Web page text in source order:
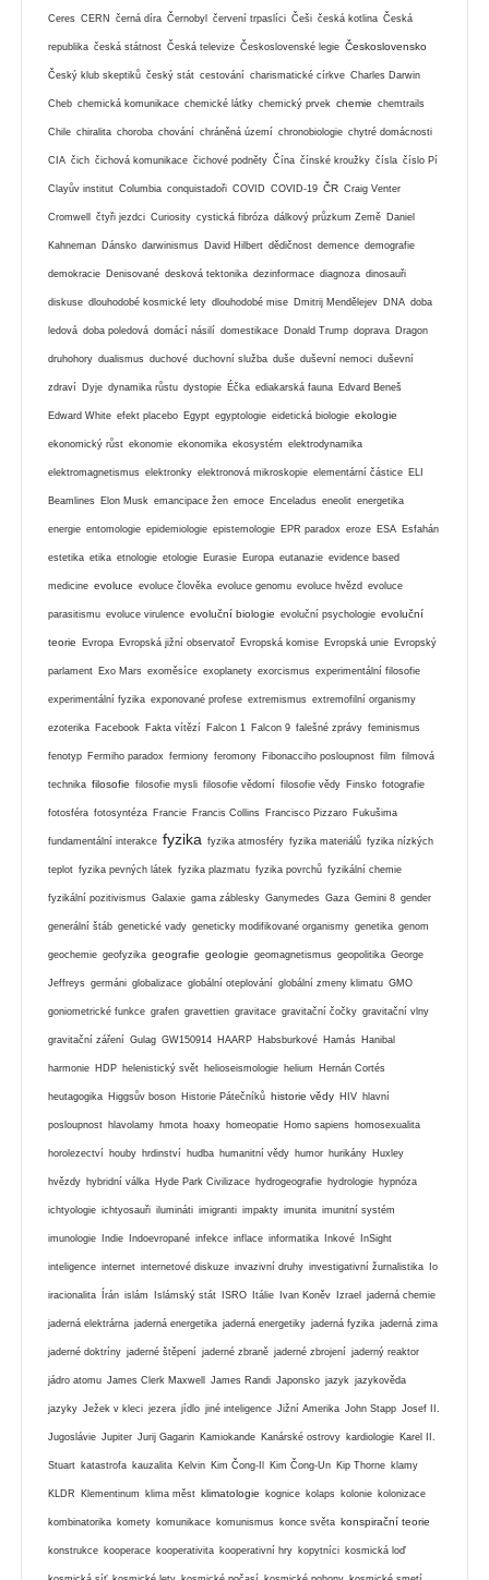
Ceres CERN černá díra Černobyl červení trpaslíci Češi česká kotlina Česká
republika česká státnost Česká televize Československé legie Československo
Český klub skeptiků český stát cestování charismatické církve Charles Darwin
Cheb chemická komunikace chemické látky chemický prvek chemie chemtrails
Chile chiralita choroba chování chráněná území chronobiologie chytré domácnosti
CIA čich čichová komunikace čichové podněty Čína čínské kroužky čísla číslo Pí
Clayův institut Columbia conquistadoři COVID COVID-19 ČR Craig Venter
Cromwell čtyři jezdci Curiosity cystická fibróza dálkový průzkum Země Daniel
Kahneman Dánsko darwinismus David Hilbert dědičnost demence demografie
demokracie Denisované desková tektonika dezinformace diagnoza dinosauři
diskuse dlouhodobé kosmické lety dlouhodobé mise Dmitrij Mendělejev DNA doba
ledová doba poledová domácí násilí domestikace Donald Trump doprava Dragon
druhohory dualismus duchové duchovní služba duše duševní nemoci duševní
zdraví Dyje dynamika růstu dystopie Éčka ediakarská fauna Edvard Beneš
Edward White efekt placebo Egypt egyptologie eidetická biologie ekologie
ekonomický růst ekonomie ekonomika ekosystém elektrodynamika
elektromagnetismus elektronky elektronová mikroskopie elementární částice ELI
Beamlines Elon Musk emancipace žen emoce Enceladus eneolit energetika
energie entomologie epidemiologie epistemologie EPR paradox eroze ESA Esfahán
estetika etika etnologie etologie Eurasie Europa eutanazie evidence based
medicine evoluce evoluce člověka evoluce genomu evoluce hvězd evoluce
parasitismu evoluce virulence evoluční biologie evoluční psychologie evoluční
teorie Evropa Evropská jižní observatoř Evropská komise Evropská unie Evropský
parlament Exo Mars exoměsíce exoplanety exorcismus experimentální filosofie
experimentální fyzika exponované profese extremismus extremofilní organismy
ezoterika Facebook Fakta vítězí Falcon 1 Falcon 9 falešné zprávy feminismus
fenotyp Fermiho paradox fermiony feromony Fibonacciho posloupnost film filmová
technika filosofie filosofie mysli filosofie vědomí filosofie vědy Finsko fotografie
fotosféra fotosyntéza Francie Francis Collins Francisco Pizzaro Fukušima
fundamentální interakce fyzika fyzika atmosféry fyzika materiálů fyzika nízkých
teplot fyzika pevných látek fyzika plazmatu fyzika povrchů fyzikální chemie
fyzikální pozitivismus Galaxie gama záblesky Ganymedes Gaza Gemini 8 gender
generální štáb genetické vady geneticky modifikované organismy genetika genom
geochemie geofyzika geografie geologie geomagnetismus geopolitika George
Jeffreys germáni globalizace globální oteplování globální zmeny klimatu GMO
goniometrické funkce grafen gravettien gravitace gravitační čočky gravitační vlny
gravitační záření Gulag GW150914 HAARP Habsburkové Hamás Hanibal
harmonie HDP helenistický svět helioseismologie helium Hernán Cortés
heutagogika Higgsův boson Historie Pátečníků historie vědy HIV hlavní
posloupnost hlavolamy hmota hoaxy homeopatie Homo sapiens homosexualita
horolezectví houby hrdinství hudba humanitní vědy humor hurikány Huxley
hvězdy hybridní válka Hyde Park Civilizace hydrogeografie hydrologie hypnóza
ichtyologie ichtyosauři ilumináti imigranti impakty imunita imunitní systém
imunologie Indie Indoevropané infekce inflace informatika Inkové InSight
inteligence internet internetové diskuze invazivní druhy investigativní žurnalistika Io
iracionalita Írán islám Islámský stát ISRO Itálie Ivan Koněv Izrael jaderná chemie
jaderná elektrárna jaderná energetika jaderná energetiky jaderná fyzika jaderná zima
jaderné doktríny jaderné štěpení jaderné zbraně jaderné zbrojení jaderný reaktor
jádro atomu James Clerk Maxwell James Randi Japonsko jazyk jazykověda
jazyky Ježek v kleci jezera jídlo jiné inteligence Jižní Amerika John Stapp Josef II.
Jugoslávie Jupiter Jurij Gagarin Kamiokande Kanárské ostrovy kardiologie Karel II.
Stuart katastrofa kauzalita Kelvin Kim Čong-Il Kim Čong-Un Kip Thorne klamy
KLDR Klementinum klima měst klimatologie kognice kolaps kolonie kolonizace
kombinatorika komety komunikace komunismus konce světa konspirační teorie
konstrukce kooperace kooperativita kooperativní hry kopytníci kosmická loď